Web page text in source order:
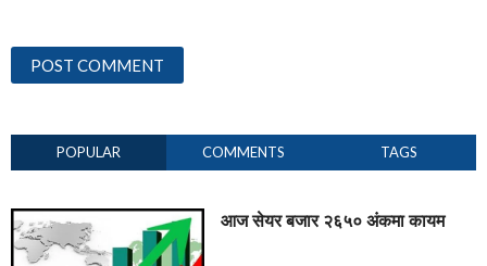
POPULAR COMMENTS TAGS
आज सेयर बजार २६५० अंकमा कायम